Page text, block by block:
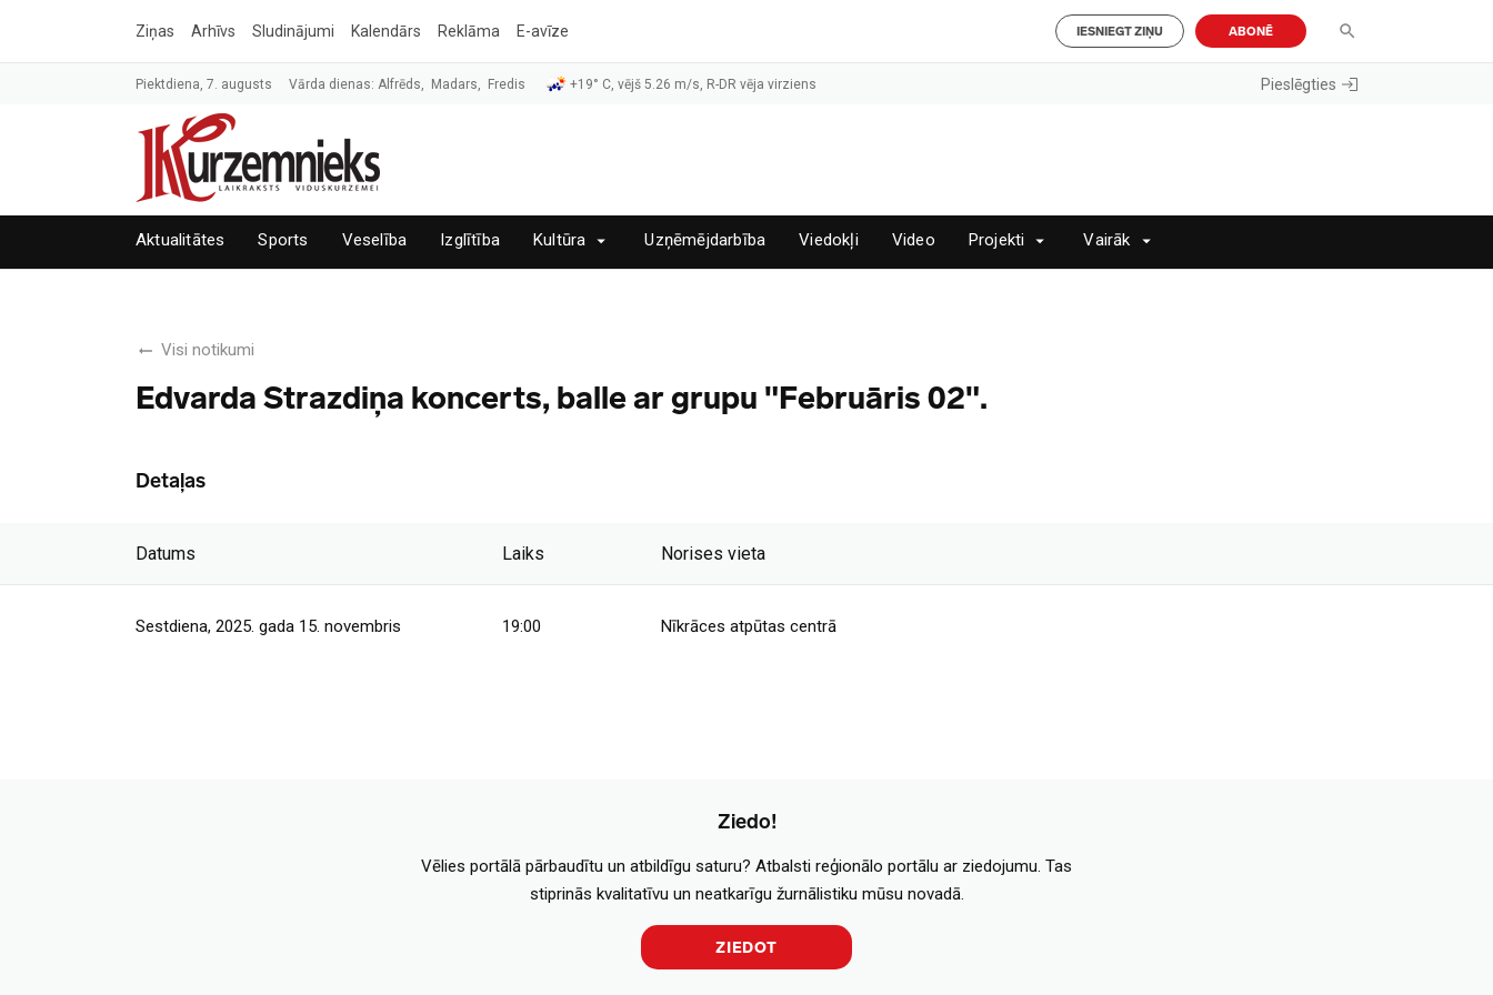
Ziņas Arhīvs Sludinājumi Kalendārs Reklāma E-avīze IESNIEGT ZIŅU ABONĒ
Piektdiena, 7. augusts Vārda dienas: Alfrēds, Madars, Fredis +19° C, vējš 5.26 m/s, R-DR vēja virziens Pieslēgties
Aktualitātes Sports Veselība Izglītība Kultūra Uzņēmējdarbība Viedokļi Video Projekti Vairāk
Visi notikumi
Edvarda Strazdiņa koncerts, balle ar grupu "Februāris 02".
Detaļas
Datums Laiks Norises vieta
Sestdiena, 2025. gada 15. novembris 19:00 Nīkrāces atpūtas centrā
Ziedo!
Vēlies portālā pārbaudītu un atbildīgu saturu? Atbalsti reģionālo portālu ar ziedojumu. Tas
stiprinās kvalitatīvu un neatkarīgu žurnālistiku mūsu novadā.
ZIEDOT